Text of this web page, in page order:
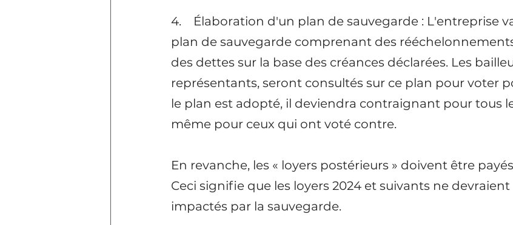
4.    Élaboration d'un plan de sauvegarde : L'entreprise
plan de sauvegarde comprenant des
des dettes sur la base des créances déclarées. Les
représentants, seront consultés sur ce plan pour voter
le plan est adopté, il deviendra contraignant pour tous
même pour ceux qui ont voté contre.
En revanche, les « loyers postérieurs » doivent être
Ceci signifie que les loyers 2024 et suivants ne
impactés par la sauvegarde.